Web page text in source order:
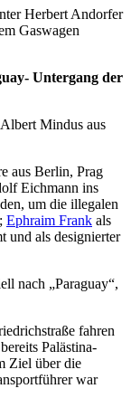
Herbert Andorfer
Gaswagen
Untergang der
Mindus aus
aus Berlin, Prag
Eichmann ins
um die illegalen
Ephraim Frank als
und als designierter
nach „Paraguay“,
fahren
Palästina-
Ziel über die
war